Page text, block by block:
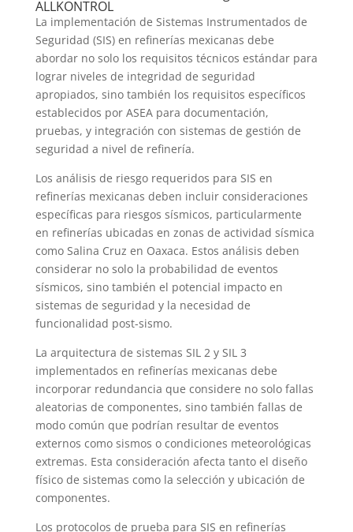
ALLKONTROL
La implementación de Sistemas Instrumentados de
Seguridad (SIS) en refinerías mexicanas debe
abordar no solo los requisitos técnicos estándar para
lograr niveles de integridad de seguridad
apropiados, sino también los requisitos específicos
establecidos por ASEA para documentación,
pruebas, y integración con sistemas de gestión de
seguridad a nivel de refinería.
Los análisis de riesgo requeridos para SIS en
refinerías mexicanas deben incluir consideraciones
específicas para riesgos sísmicos, particularmente
en refinerías ubicadas en zonas de actividad sísmica
como Salina Cruz en Oaxaca. Estos análisis deben
considerar no solo la probabilidad de eventos
sísmicos, sino también el potencial impacto en
sistemas de seguridad y la necesidad de
funcionalidad post-sismo.
La arquitectura de sistemas SIL 2 y SIL 3
implementados en refinerías mexicanas debe
incorporar redundancia que considere no solo fallas
aleatorias de componentes, sino también fallas de
modo común que podrían resultar de eventos
externos como sismos o condiciones meteorológicas
extremas. Esta consideración afecta tanto el diseño
físico de sistemas como la selección y ubicación de
componentes.
Los protocolos de prueba para SIS en refinerías